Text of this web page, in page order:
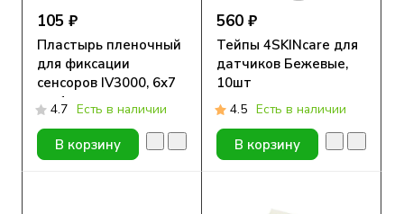
105 ₽
Пластырь пленочный
для фиксации
сенсоров IV3000, 6х7
см, 1 шт
4.7 Есть в наличии
В корзину
560 ₽
Тейпы 4SKINcare для
датчиков Бежевые,
10шт
4.5 Есть в наличии
В корзину